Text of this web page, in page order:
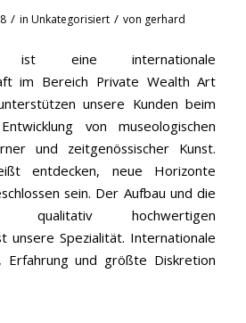
/ inUnkategorisiert / von gerhard
ist eine internationale
im Bereich Private Wealth Art
unsere Kunden beim
von museologischen
und zeitgenössischer Kunst.
entdecken, neue Horizonte
sein. Der Aufbau und die
qualitativ hochwertigen
unsere Spezialität. Internationale
Erfahrung und größte Diskretion